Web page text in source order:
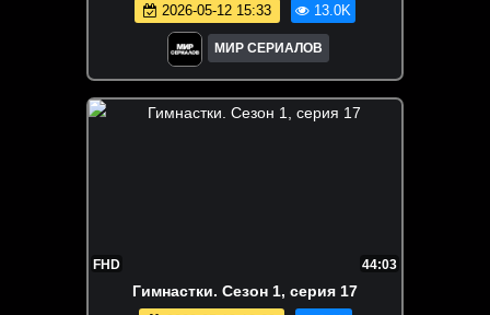
2026-05-12 15:33 13.0K
МИР СЕРИАЛОВ
FHD 44:03
Гимнастки. Сезон 1, серия 17